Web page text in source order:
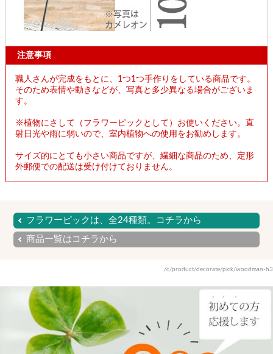
注意事項
職人さんが完成をもとに、1つ1つ手作りをしている商品です。
そのため表情や動きなどが、写真と多少異なる場合がございま
す。
※植物にさして（フラワーピックとして）お使いください。直
射日光や雨に弱いので、室内植物への使用をお勧めします。
サイズ的にとても小さい商品ですが、繊細な商品のため、定形
外郵便での配送は受け付けておりません。
フラワーピックは、全24種類。コチラから
商品一覧はコチラから
/c/product/decorate/pick/woodman-h3